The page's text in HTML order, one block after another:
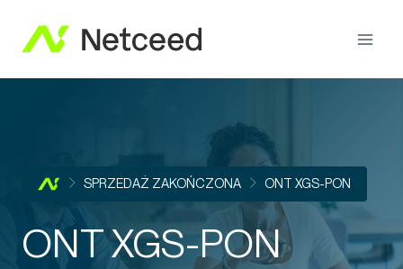
SPRZEDAŻ ZAKOŃCZONA ONT XGS-PON
ONT XGS-PON